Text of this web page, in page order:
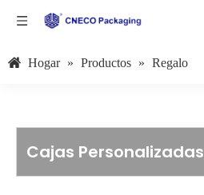
Hogar » Productos » Regalo
Cajas Personalizadas